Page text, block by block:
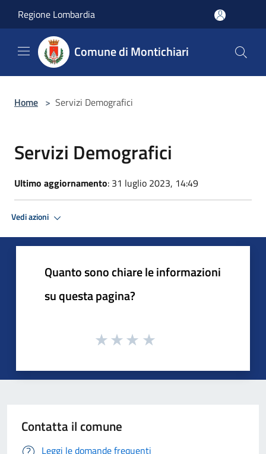
Regione Lombardia
Comune di Montichiari
Home > Servizi Demografici
Servizi Demografici
Ultimo aggiornamento: 31 luglio 2023, 14:49
Vedi azioni
Quanto sono chiare le informazioni
su questa pagina?
Contatta il comune
Leggi le domande frequenti